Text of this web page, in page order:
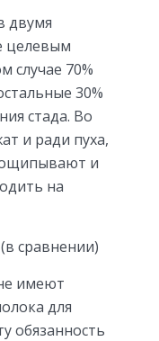
двумя
целевым
случае 70%
30%
стада. Во
и ради пуха,
ощипывают и
на
сравнении)
имеют
для
обязанность